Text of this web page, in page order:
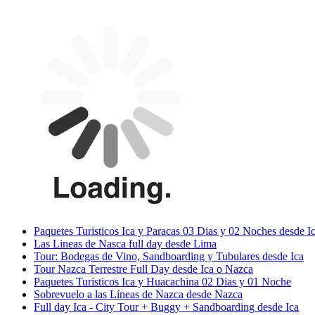
Paquetes Turisticos Ica y Paracas 03 Dias y 02 Noches desde
Las Lineas de Nasca full day desde Lima
Tour: Bodegas de Vino, Sandboarding y Tubulares desde Ica
Tour Nazca Terrestre Full Day desde Ica o Nazca
Paquetes Turisticos Ica y Huacachina 02 Dias y 01 Noche
Sobrevuelo a las Líneas de Nazca desde Nazca
Full day Ica - City Tour + Buggy + Sandboarding desde Ica